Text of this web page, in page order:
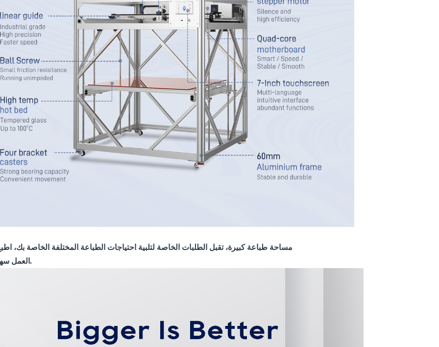
مساحة طباعة كبيرة، تقبل الطلبات الخاصة لتلبية احتياجات الطباعة المختلفة الخاصة بك،
العمل سهل وممتع.